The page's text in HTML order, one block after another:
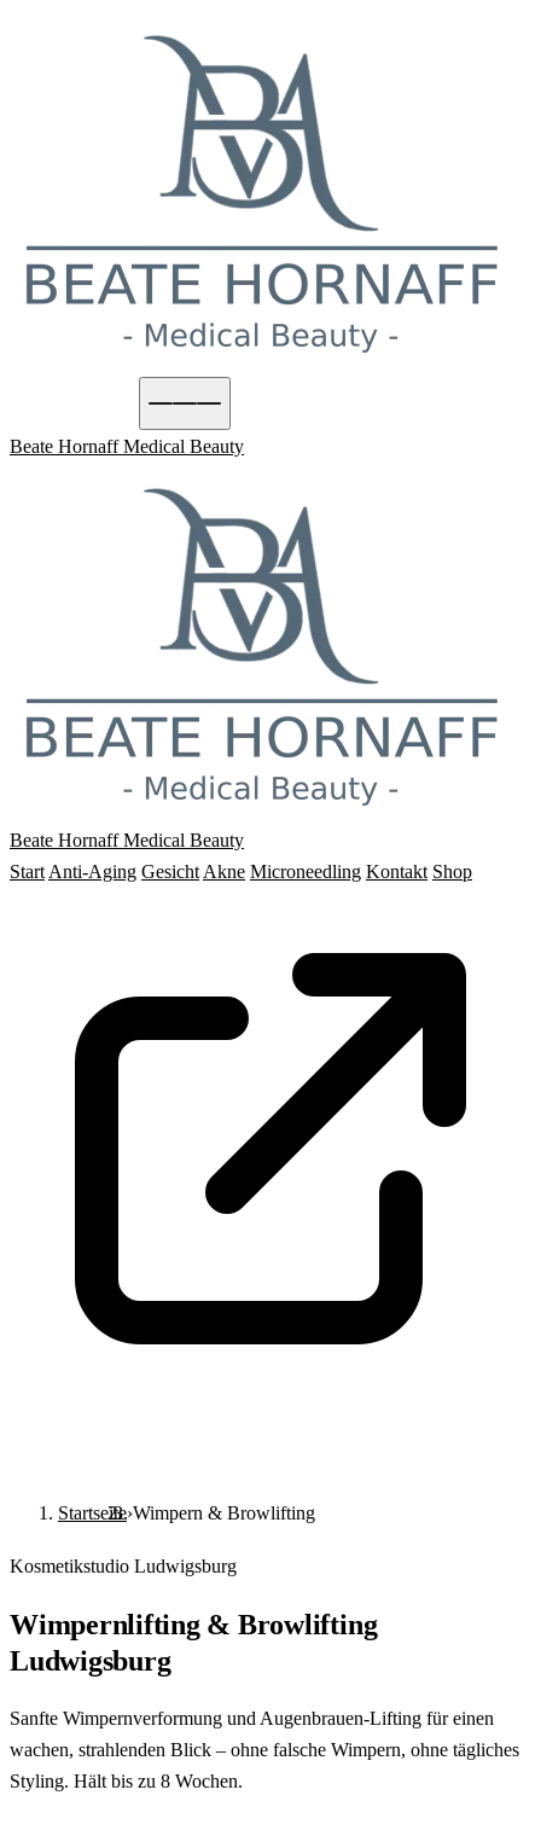
Beate Hornaff Medical Beauty
Beate Hornaff Medical Beauty
Start Anti-Aging Gesicht Akne Microneedling Kontakt Shop
Startseite›Wimpern & Browlifting
Kosmetikstudio Ludwigsburg
Wimpernlifting & Browlifting
Ludwigsburg
Sanfte Wimpernverformung und Augenbrauen-Lifting für einen
wachen, strahlenden Blick – ohne falsche Wimpern, ohne tägliches
Styling. Hält bis zu 8 Wochen.